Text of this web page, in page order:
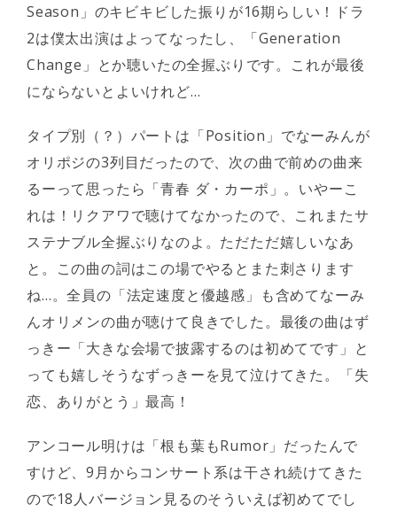
Season」のキビキビした振りが16期らしい！ドラ
2は僕太出演はよってなったし、「Generation
Change」とか聴いたの全握ぶりです。これが最後
にならないとよいけれど…
タイプ別（？）パートは「Position」でなーみんが
オリポジの3列目だったので、次の曲で前めの曲来
るーって思ったら「青春 ダ・カーポ」。いやーこ
れは！リクアワで聴けてなかったので、これまたサ
ステナブル全握ぶりなのよ。ただただ嬉しいなあ
と。この曲の詞はこの場でやるとまた刺さります
ね…。全員の「法定速度と優越感」も含めてなーみ
んオリメンの曲が聴けて良きでした。最後の曲はず
っきー「大きな会場で披露するのは初めてです」と
っても嬉しそうなずっきーを見て泣けてきた。「失
恋、ありがとう」最高！
アンコール明けは「根も葉もRumor」だったんで
すけど、9月からコンサート系は干され続けてきた
ので18人バージョン見るのそういえば初めてでし